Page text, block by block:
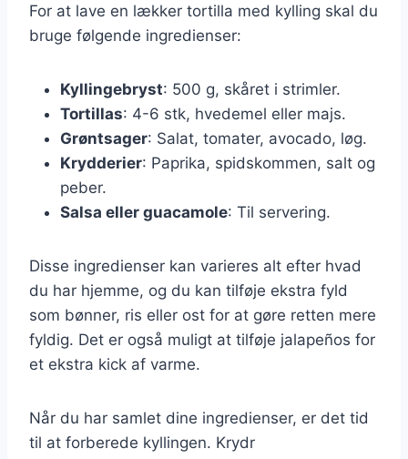
For at lave en lækker tortilla med kylling skal du
bruge følgende ingredienser:
Kyllingebryst: 500 g, skåret i strimler.
Tortillas: 4-6 stk, hvedemel eller majs.
Grøntsager: Salat, tomater, avocado, løg.
Krydderier: Paprika, spidskommen, salt og
peber.
Salsa eller guacamole: Til servering.
Disse ingredienser kan varieres alt efter hvad
du har hjemme, og du kan tilføje ekstra fyld
som bønner, ris eller ost for at gøre retten mere
fyldig. Det er også muligt at tilføje jalapeños for
et ekstra kick af varme.
Når du har samlet dine ingredienser, er det tid
til at forberede kyllingen. Krydr